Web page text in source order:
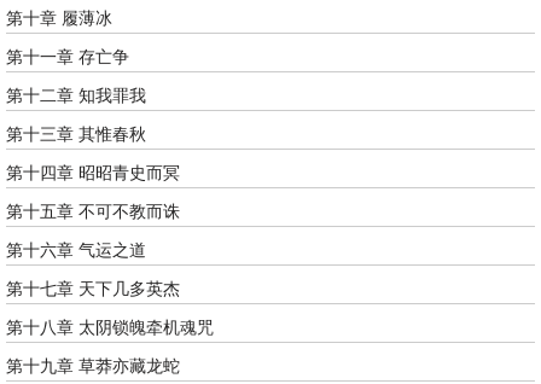
第十章 履薄冰
第十一章 存亡争
第十二章 知我罪我
第十三章 其惟春秋
第十四章 昭昭青史而冥
第十五章 不可不教而诛
第十六章 气运之道
第十七章 天下几多英杰
第十八章 太阴锁魄牵机魂咒
第十九章 草莽亦藏龙蛇